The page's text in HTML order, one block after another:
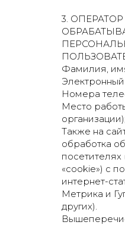
3.
Фамилия,
Номера
Место
организации);
Также на
обработка
посетителях
«cookie») с
интернет-
Метрика и
других).